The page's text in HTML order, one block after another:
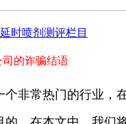
延时喷剂测评栏目
的诈骗结语
非常热门的行业